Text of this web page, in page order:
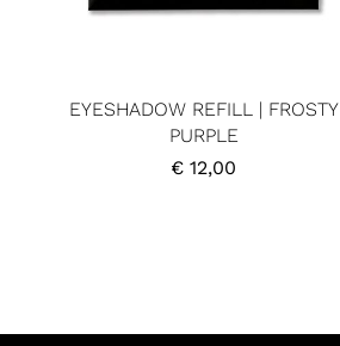
EYESHADOW REFILL | FROSTY
PURPLE
€ 12,00